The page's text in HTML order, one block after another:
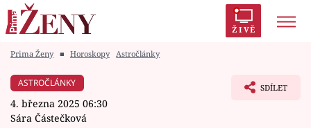
ŽIVĚ
Módní alarm
Prima Ženy ■ Horoskopy Astročlánky
ASTROČLÁNKY
4. března 2025 06:30
Sára Částečková
SDÍLET